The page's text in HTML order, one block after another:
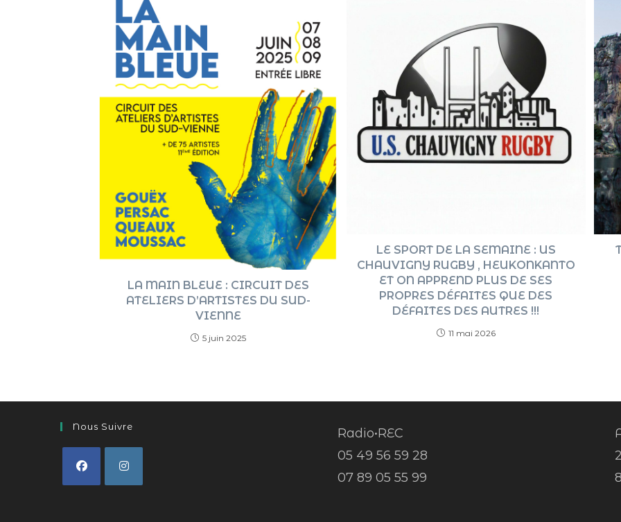
LA MAIN BLEUE : CIRCUIT DES
ATELIERS D’ARTISTES DU SUD-
VIENNE
5 juin 2025
LE SPORT DE LA SEMAINE : US
CHAUVIGNY RUGBY , HEUKONKANTO
ET ON APPREND PLUS DE SES
PROPRES DÉFAITES QUE DES
DÉFAITES DES AUTRES !!!
11 mai 2026
Nous Suivre
Radio•REC
05 49 56 59 28
07 89 05 55 99